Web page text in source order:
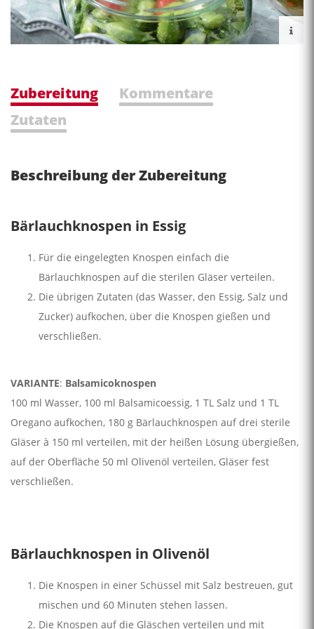
Zubereitung
Kommentare
Zutaten
Beschreibung der Zubereitung
Bärlauchknospen in Essig
Für die eingelegten Knospen einfach die
Bärlauchknospen auf die sterilen Gläser verteilen.
Die übrigen Zutaten (das Wasser, den Essig, Salz und
Zucker) aufkochen, über die Knospen gießen und
verschließen.
VARIANTE: Balsamicoknospen
100 ml Wasser, 100 ml Balsamicoessig, 1 TL Salz und 1 TL
Oregano aufkochen, 180 g Bärlauchknospen auf drei sterile
Gläser à 150 ml verteilen, mit der heißen Lösung übergießen,
auf der Oberfläche 50 ml Olivenöl verteilen, Gläser fest
verschließen.
Bärlauchknospen in Olivenöl
Die Knospen in einer Schüssel mit Salz bestreuen, gut
mischen und 60 Minuten stehen lassen.
Die Knospen auf die Gläschen verteilen und mit